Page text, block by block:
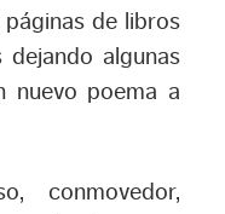
de libros
algunas
nuevo poema a
conmovedor,